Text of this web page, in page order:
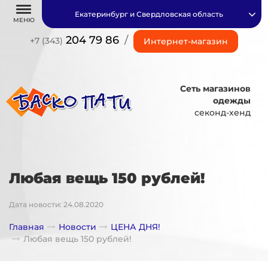
МЕНЮ
+7 (343) 204 79 86 / Интернет-магазин
Екатеринбург и Свердловская область
Сеть магазинов
одежды
секонд-хенд
Любая вещь 150 рублей!
Дата новости: 24.08.2020
Главная Новости
ЦЕНА ДНЯ!
Любая вещь 150 рублей!